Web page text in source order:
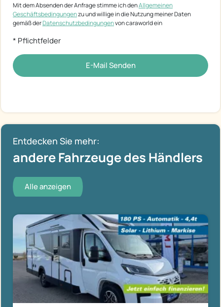
Mit dem Absenden der Anfrage stimme ich denAllgemeinen
Geschäftsbedingungenzu und willige in die Nutzung meiner Daten
gemäß derDatenschutzbedingungenvon caraworld ein
* Pflichtfelder
E-Mail Senden
Entdecken Sie mehr:
andere Fahrzeuge des Händlers
Alle anzeigen